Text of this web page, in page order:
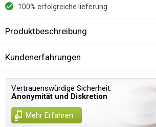
100% erfolgreiche lieferung
Produktbeschreibung
Kundenerfahrungen
Vertrauenswürdige Sicherheit.
Anonymität und Diskretion
Mehr Erfahren